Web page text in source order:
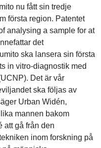
nu fått sin tredje
första region. Patentet
analysing a sample for at
det
ska lansera sin första
in vitro-diagnostik med
Det är vår
ska följas av
Urban Widén,
mannen bakom
att gå från den
inom forskning på